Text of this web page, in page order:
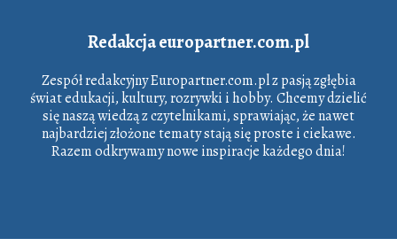
Redakcja europartner.com.pl
Zespół redakcyjny Europartner.com.pl z pasją zgłębia
świat edukacji, kultury, rozrywki i hobby. Chcemy dzielić
się naszą wiedzą z czytelnikami, sprawiając, że nawet
najbardziej złożone tematy stają się proste i ciekawe.
Razem odkrywamy nowe inspiracje każdego dnia!